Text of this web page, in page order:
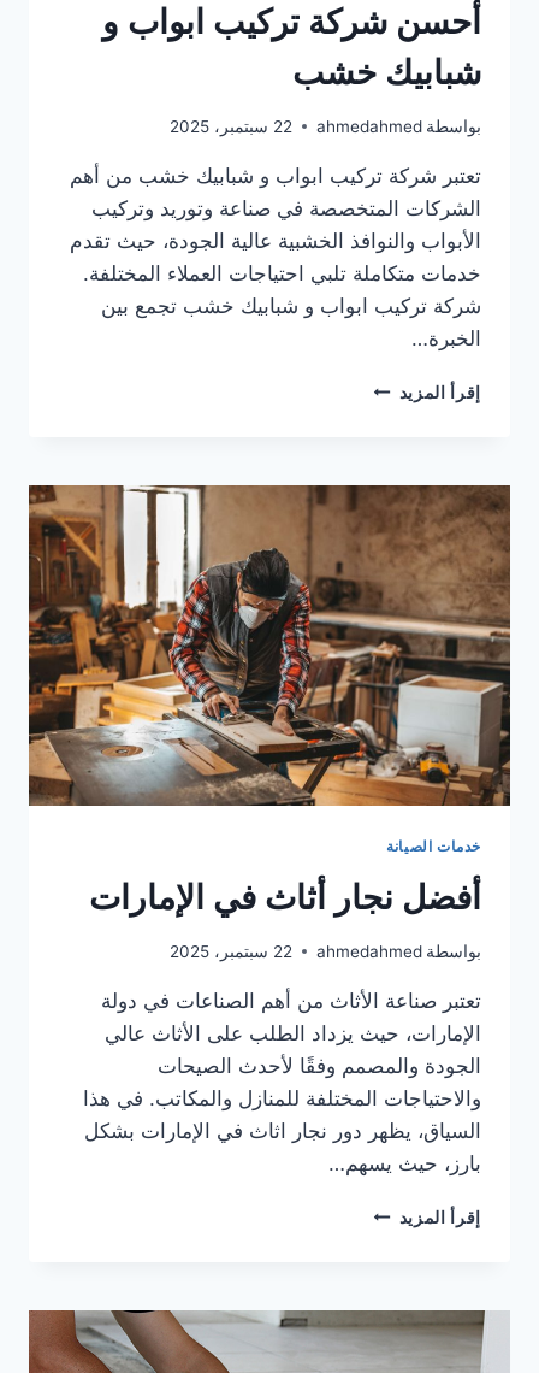
أحسن شركة تركيب ابواب و
شبابيك خشب
بواسطة ahmedahmed 22 سبتمبر، 2025
تعتبر شركة تركيب ابواب و شبابيك خشب من أهم
الشركات المتخصصة في صناعة وتوريد وتركيب
الأبواب والنوافذ الخشبية عالية الجودة، حيث تقدم
خدمات متكاملة تلبي احتياجات العملاء المختلفة.
شركة تركيب ابواب و شبابيك خشب تجمع بين
الخبرة…
إقرأ المزيد أحسن
و
شبابيك
خشب
خدمات الصيانة
أفضل نجار أثاث في الإمارات
بواسطة ahmedahmed 22 سبتمبر، 2025
تعتبر صناعة الأثاث من أهم الصناعات في دولة
الإمارات، حيث يزداد الطلب على الأثاث عالي
الجودة والمصمم وفقًا لأحدث الصيحات
والاحتياجات المختلفة للمنازل والمكاتب. في هذا
السياق، يظهر دور نجار اثاث في الإمارات بشكل
بارز، حيث يسهم…
إقرأ المزيد أفضل
الإمارات